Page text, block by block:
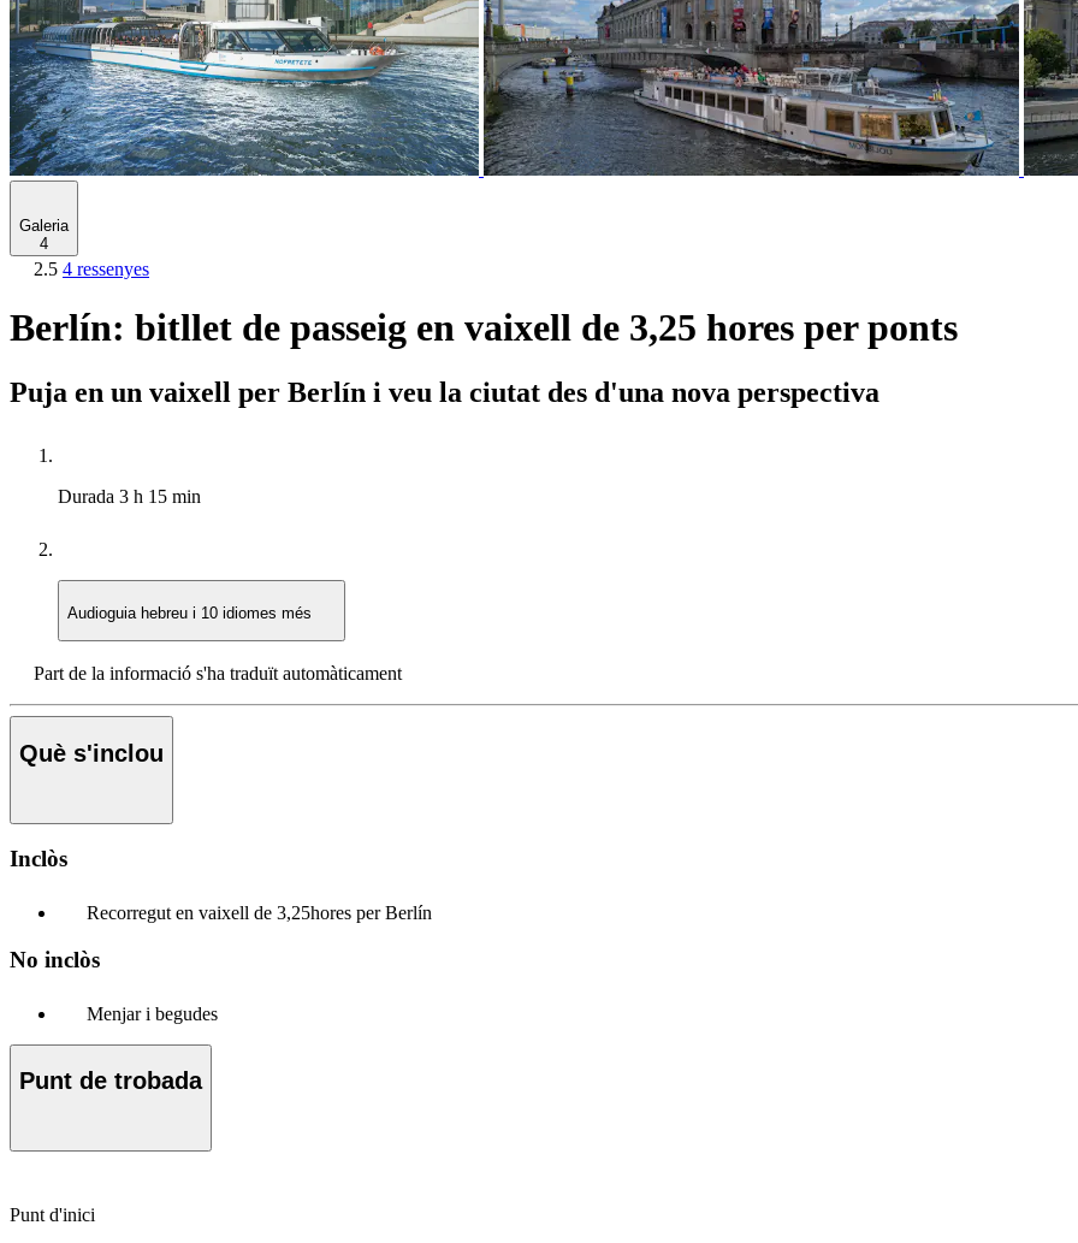
Galeria
4
2.5 4 ressenyes
Berlín: bitllet de passeig en vaixell de 3,25 hores per ponts
Puja en un vaixell per Berlín i veu la ciutat des d'una nova perspectiva
Durada 3 h 15 min
Audioguia hebreu i 10 idiomes més
Part de la informació s'ha traduït automàticament
Què s'inclou
Inclòs
Recorregut en vaixell de 3,25hores per Berlín
No inclòs
Menjar i begudes
Punt de trobada
Punt d'inici